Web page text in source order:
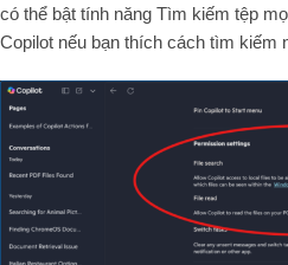
có thể bật tính năng Tìm kiếm tệp
Copilot nếu bạn thích cách tìm kiếm